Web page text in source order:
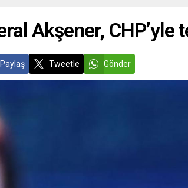
Akşener, CHP’yle
Paylaş Tweetle Gönder